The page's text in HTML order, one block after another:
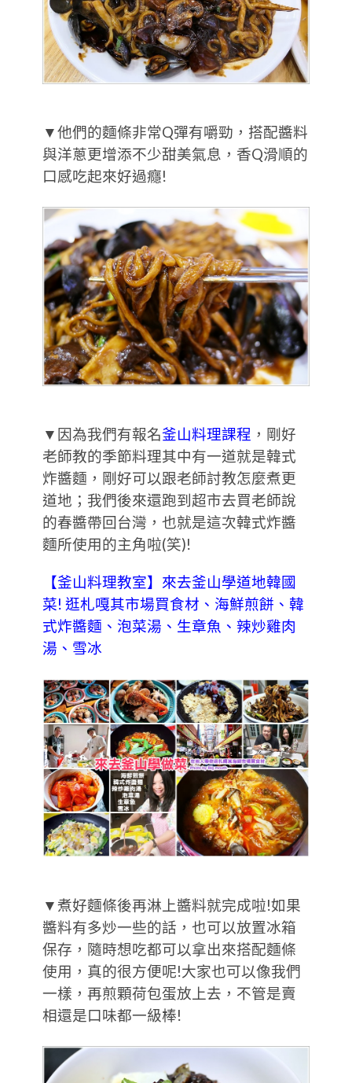
▼他們的麵條非常Q彈有嚼勁，搭配醬料
與洋蔥更增添不少甜美氣息，香Q滑順的
口感吃起來好過癮!
▼因為我們有報名釜山料理課程 ，剛好
老師教的季節料理其中有一道就是韓式
炸醬麵，剛好可以跟老師討教怎麼煮更
道地；我們後來還跑到超市去買老師說
的春醬帶回台灣，也就是這次韓式炸醬
麵所使用的主角啦(笑)!
【釜山料理教室】來去釜山學道地韓國
菜! 逛札嘎其市場買食材、海鮮煎餅、韓
式炸醬麵、泡菜湯、生章魚、辣炒雞肉
湯、雪冰
▼煮好麵條後再淋上醬料就完成啦!如果
醬料有多炒一些的話，也可以放置冰箱
保存，隨時想吃都可以拿出來搭配麵條
使用，真的很方便呢!大家也可以像我們
一樣，再煎顆荷包蛋放上去，不管是賣
相還是口味都一級棒!